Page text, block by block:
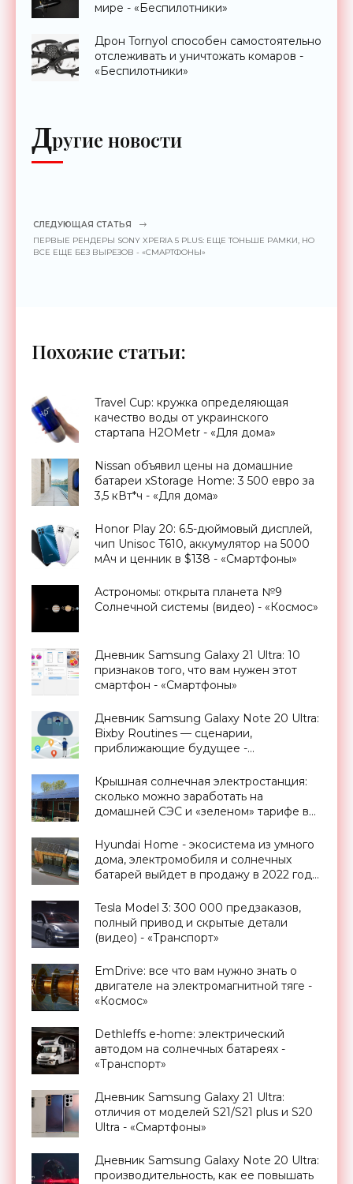
мире - «Беспилотники»
Дрон Tornyol способен самостоятельно
отслеживать и уничтожать комаров -
«Беспилотники»
Другие новости
СЛЕДУЮЩАЯ СТАТЬЯ
ПЕРВЫЕ РЕНДЕРЫ SONY XPERIA 5 PLUS: ЕЩЕ ТОНЬШЕ РАМКИ, НО
ВСЕ ЕЩЕ БЕЗ ВЫРЕЗОВ - «СМАРТФОНЫ»
Похожие статьи:
Travel Cup: кружка определяющая
качество воды от украинского
стартапа H2OMetr - «Для дома»
Nissan объявил цены на домашние
батареи xStorage Home: 3 500 евро за
3,5 кВт*ч - «Для дома»
Honor Play 20: 6.5-дюймовый дисплей,
чип Unisoc T610, аккумулятор на 5000
мАч и ценник в $138 - «Смартфоны»
Астрономы: открыта планета №9
Солнечной системы (видео) - «Космос»
Дневник Samsung Galaxy 21 Ultra: 10
признаков того, что вам нужен этот
смартфон - «Смартфоны»
Дневник Samsung Galaxy Note 20 Ultra:
Bixby Routines — сценарии,
приближающие будущее -
Крышная солнечная электростанция:
сколько можно заработать на
домашней СЭС и «зеленом» тарифе в
Hyundai Home - экосистема из умного
дома, электромобиля и солнечных
батарей выйдет в продажу в 2022 году
Tesla Model 3: 300 000 предзаказов,
полный привод и скрытые детали
(видео) - «Транспорт»
EmDrive: все что вам нужно знать о
двигателе на электромагнитной тяге -
«Космос»
Dethleffs e-home: электрический
автодом на солнечных батареях -
«Транспорт»
Дневник Samsung Galaxy 21 Ultra:
отличия от моделей S21/S21 plus и S20
Ultra - «Смартфоны»
Дневник Samsung Galaxy Note 20 Ultra:
производительность, как ее повышать